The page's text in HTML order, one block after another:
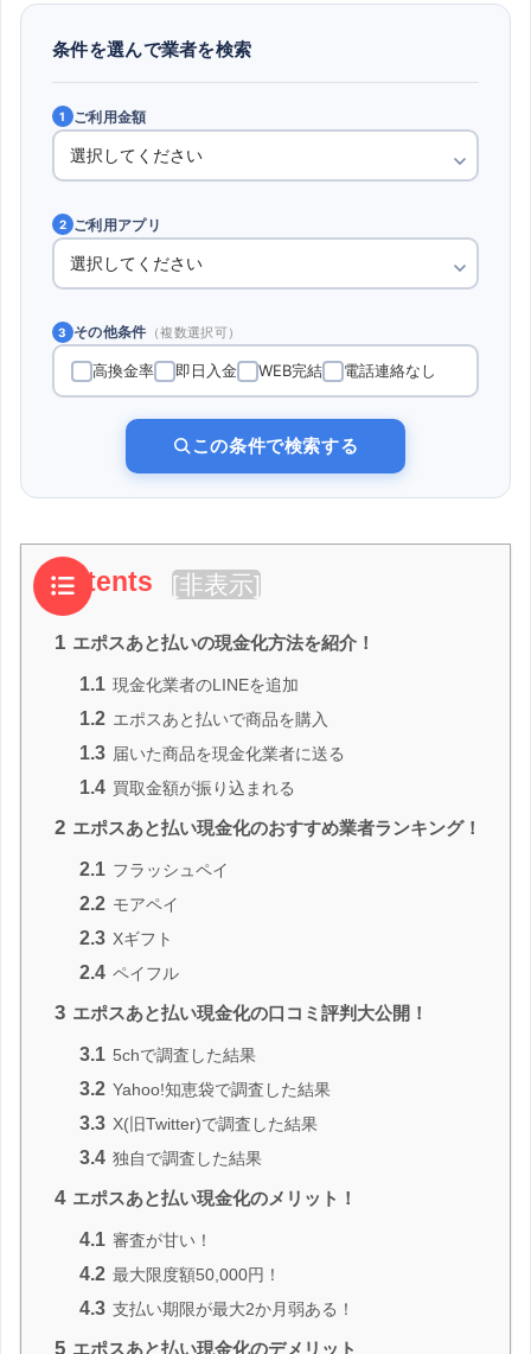
条件を選んで業者を検索
1 ご利用金額
2 ご利用アプリ
3 その他条件 （複数選択可）
高換金率 即日入金 WEB完結 電話連絡なし
この条件で検索する
Contents [非表示]
1 エポスあと払いの現金化方法を紹介！
1.1 現金化業者のLINEを追加
1.2 エポスあと払いで商品を購入
1.3 届いた商品を現金化業者に送る
1.4 買取金額が振り込まれる
2 エポスあと払い現金化のおすすめ業者ランキング！
2.1 フラッシュペイ
2.2 モアペイ
2.3 Xギフト
2.4 ペイフル
3 エポスあと払い現金化の口コミ評判大公開！
3.1 5chで調査した結果
3.2 Yahoo!知恵袋で調査した結果
3.3 X(旧Twitter)で調査した結果
3.4 独自で調査した結果
4 エポスあと払い現金化のメリット！
4.1 審査が甘い！
4.2 最大限度額50,000円！
4.3 支払い期限が最大2か月弱ある！
5 エポスあと払い現金化のデメリット